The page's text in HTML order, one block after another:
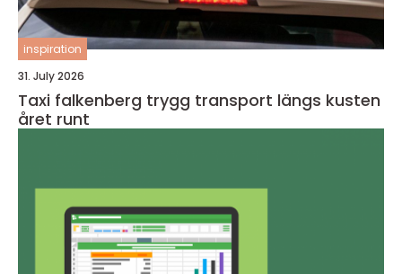
inspiration
31. July 2026
Taxi falkenberg trygg transport längs kusten
året runt